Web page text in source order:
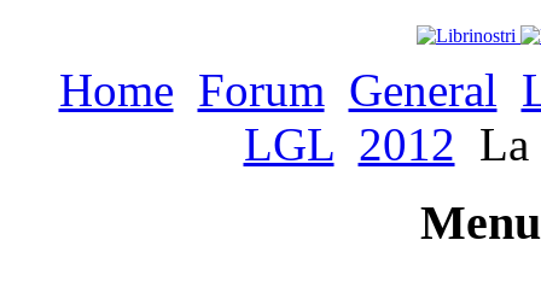
Home Forum General
LGL 2012 La